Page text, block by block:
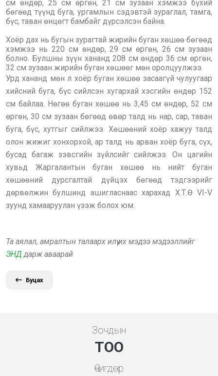
см өндөр, 25 см өргөн, 21 см зузаан хэмжээ бүхий
бөгөөд түүнд буга, ургамлын сэдэвтэй зураглал, тамга,
бүс, таван өнцөгт бамбайг дүрсэлсэн байна.
Хоёр дах нь бугын зурагтай жирийн буган хөшөө бөгөөд
хэмжээ нь 220 см өндөр, 29 см өргөн, 26 см зузаан
болно. Булшны зүүн хананд 208 см өндөр 36 см өргөн,
32 см зузаан жирийн буган хөшөөг мөн оролцуулжээ.
Урд хананд мөн л хоёр буган хөшөө засаагүй чулуугаар
хийсний буга, бүс сийлсэн хугархай хэсгийн өндөр 152
см байлаа. Нөгөө буган хөшөө нь 3,45 см өндөр, 52 см
өргөн, 30 см зузаан бөгөөд өвөр талд нь нар, cap, таван
буга, бүс, хутгыг сийлжээ. Хөшөөний хоёр хажуу талд
олон жижиг хонхорхой, ар талд нь арван хоёр буга, сүх,
бусад багаж зэвсгийн зүйлсийг сийлжээ. Он цагийн
хувьд Жаргалантын буган хөшөө нь нийт буган
хөшөөний дурсгалтай дүйцэх бөгөөд тэдгээрийг
дөрвөлжин булшинд ашигласнаас харахад Х.Т.Ө VI-V
зуунд хамааруулан үзэж болох юм.
Та аялал, амралтын талаарх илүү их мэдээ мэдээллийг
ЭНД дарж аваарай
Буцах
Зочдын
ТОО
Өчигдөр